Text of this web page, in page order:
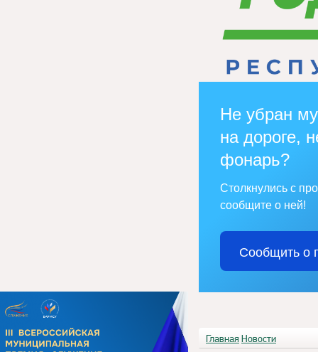
Не убран
на дороге,
фонарь?
Столкнулись с
сообщите о ней!
Сообщить о
Главная Новости